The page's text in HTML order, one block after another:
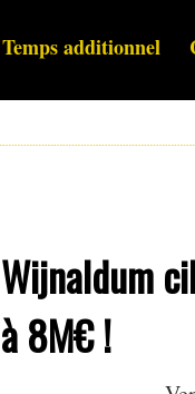
Temps additionnel
Wijnaldum
à 8M€ !